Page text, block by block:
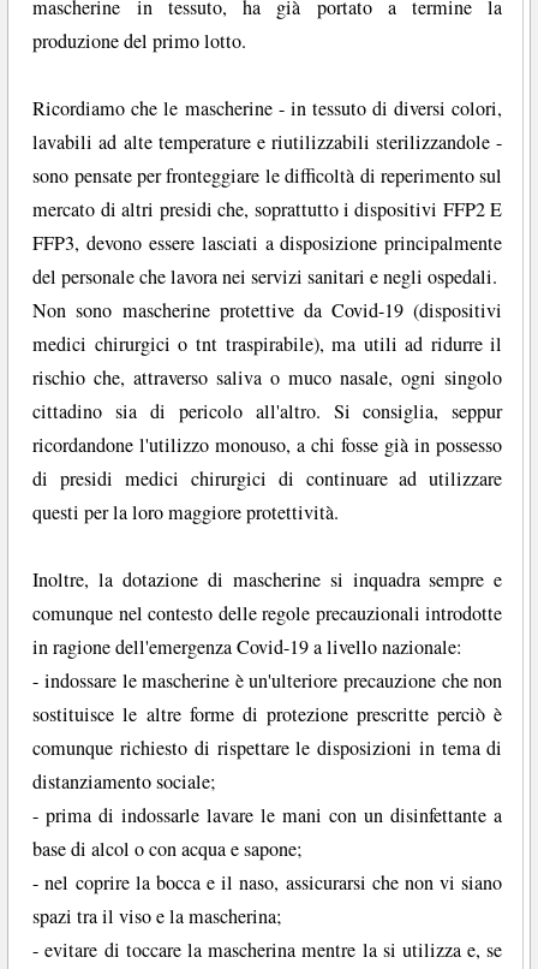
mascherine in tessuto, ha già portato a termine la
produzione del primo lotto.
Ricordiamo che le mascherine - in tessuto di diversi colori,
lavabili ad alte temperature e riutilizzabili sterilizzandole -
sono pensate per fronteggiare le difficoltà di reperimento sul
mercato di altri presidi che, soprattutto i dispositivi FFP2 E
FFP3, devono essere lasciati a disposizione principalmente
del personale che lavora nei servizi sanitari e negli ospedali.
Non sono mascherine protettive da Covid-19 (dispositivi
medici chirurgici o tnt traspirabile), ma utili ad ridurre il
rischio che, attraverso saliva o muco nasale, ogni singolo
cittadino sia di pericolo all'altro. Si consiglia, seppur
ricordandone l'utilizzo monouso, a chi fosse già in possesso
di presidi medici chirurgici di continuare ad utilizzare
questi per la loro maggiore protettività.
Inoltre, la dotazione di mascherine si inquadra sempre e
comunque nel contesto delle regole precauzionali introdotte
in ragione dell'emergenza Covid-19 a livello nazionale:
- indossare le mascherine è un'ulteriore precauzione che non
sostituisce le altre forme di protezione prescritte perciò è
comunque richiesto di rispettare le disposizioni in tema di
distanziamento sociale;
- prima di indossarle lavare le mani con un disinfettante a
base di alcol o con acqua e sapone;
- nel coprire la bocca e il naso, assicurarsi che non vi siano
spazi tra il viso e la mascherina;
- evitare di toccare la mascherina mentre la si utilizza e, se